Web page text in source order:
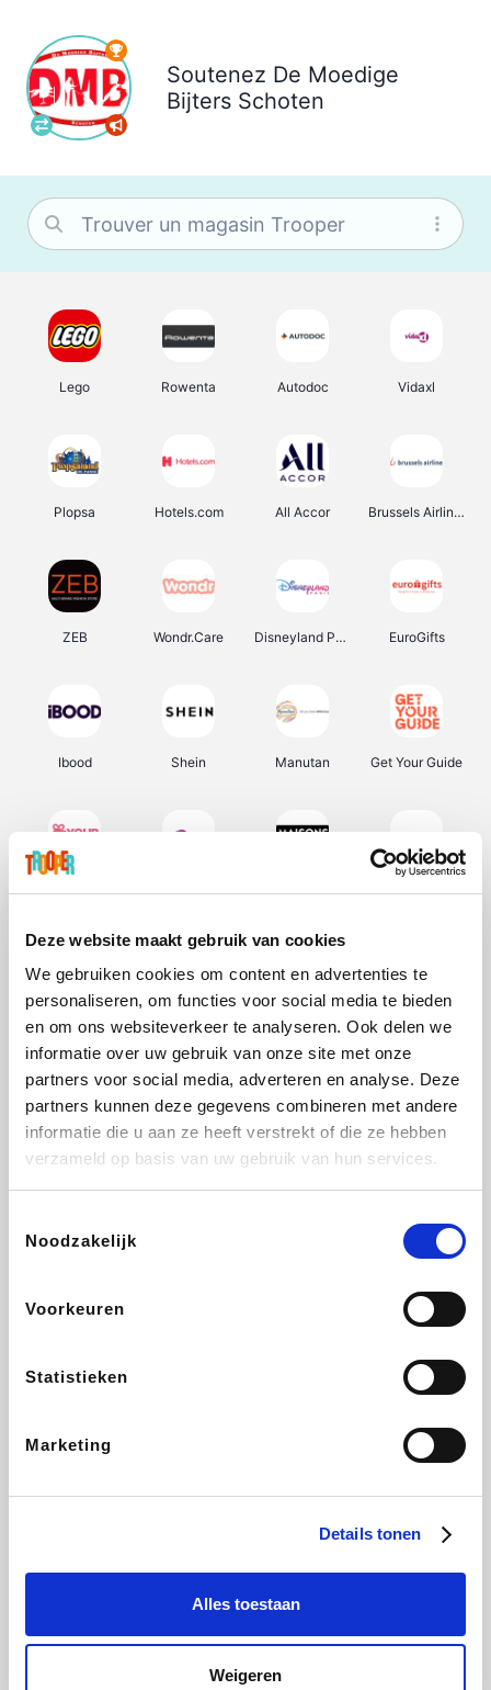
Deze website maakt gebruik van cookies
We gebruiken cookies om content en advertenties te
personaliseren, om functies voor social media te bieden
en om ons websiteverkeer te analyseren. Ook delen we
informatie over uw gebruik van onze site met onze
partners voor social media, adverteren en analyse. Deze
partners kunnen deze gegevens combineren met andere
informatie die u aan ze heeft verstrekt of die ze hebben
verzameld op basis van uw gebruik van hun services.
Noodzakelijk
Voorkeuren
Statistieken
Marketing
Details tonen
Alles toestaan
Weigeren
Soutenez De Moedige
Bijters Schoten
Lego Rowenta Autodoc Vidaxl
Plopsa Hotels.com All Accor Brussels Airlines
ZEB Wondr.Care Disneyland Paris EuroGifts
Ibood Shein Manutan Get Your Guide
Weekendesk Sarenza Schiesser Interhome
Lufthansa
CheapTickets.be DeubaXXL
Samsung My Jewellery Delonghi Tennis Point